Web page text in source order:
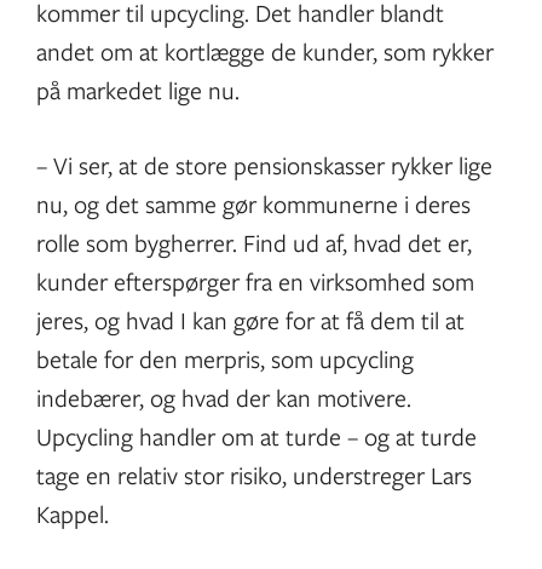
kommer til upcycling. Det handler blandt
andet om at kortlægge de kunder, som rykker
på markedet lige nu.
– Vi ser, at de store pensionskasser rykker lige
nu, og det samme gør kommunerne i deres
rolle som bygherrer. Find ud af, hvad det er,
kunder efterspørger fra en virksomhed som
jeres, og hvad I kan gøre for at få dem til at
betale for den merpris, som upcycling
indebærer, og hvad der kan motivere.
Upcycling handler om at turde – og at turde
tage en relativ stor risiko, understreger Lars
Kappel.